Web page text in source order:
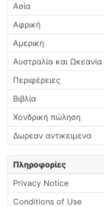
Ασία
Αφρική
Αμερικη
Αυστραλία και Ωκεανία
Περιφέρειες
Βιβλία
Χονδρική πώληση
Δωρεαν αντικειμενα
Πληροφορίες
Privacy Notice
Conditions of Use